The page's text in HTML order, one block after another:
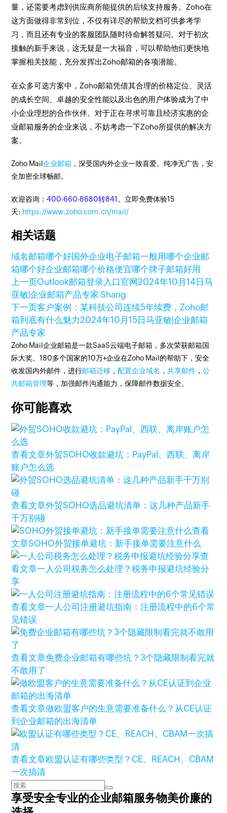
量，还需要考虑到供应商所能提供的后续支持服务。Zoho在
这方面做得非常到位，不仅有详尽的帮助文档可供参考学
习，而且还有专业的客服团队随时待命解答疑问。对于初次
接触的新手来说，这无疑是一大福音，可以帮助他们更快地
掌握相关技能，充分发挥出Zoho邮箱的各项潜能。
在众多可选方案中，Zoho邮箱凭借其合理的价格定位、灵活
的成长空间、卓越的安全性能以及出色的用户体验成为了中
小企业理想的合作伙伴。对于正在寻求可靠且经济实惠的企
业邮箱服务的企业来说，不妨考虑一下Zoho所提供的解决方
案。
Zoho Mail企业邮箱 ，深受国内外企业一致喜爱。纯净无广告，安
全加密全球畅邮。
欢迎咨询：400-660-8680转841 。立即免费体验15
天: https://www.zoho.com.cn/mail/
相关话题
域名邮箱哪个好国外企业电子邮箱一般用哪个企业邮
箱哪个好企业邮箱哪个价格便宜哪个牌子邮箱好用
上一页Outlook邮箱登录入口官网2024年10月14日马
亚敏|企业邮箱产品专家 Shang
下一页客户案例：某科技公司连续5年续费，Zoho邮
箱到底有什么魅力2024年10月15日马亚敏|企业邮箱
产品专家
Zoho Mail企业邮箱是一款SaaS云端电子邮箱，多次荣获邮箱国
际大奖。180多个国家的10万+企业在Zoho Mail的帮助下，安全
收发国内外邮件，进行邮箱迁移 ，配置企业域名 ，共享邮件 ，公
共邮箱管理等，加强邮件沟通能力，保障邮件数据安全。
你可能喜欢
查看文章外贸SOHO收款避坑：PayPal、西联、离岸
账户怎么选
查看文章外贸SOHO选品避坑清单：这几种产品新手
千万别碰
查看
文章SOHO外贸接单避坑：新手接单需要注意什么
查
看文章一人公司税务怎么处理？税务申报避坑经验分
享
查看文章一人公司注册避坑指南：注册流程中的6个常
见错误
查看文章免费企业邮箱有哪些坑？3个隐藏限制看完就
不敢用了
查看文章做欧盟客户的生意需要准备什么？从CE认证
到企业邮箱的出海清单
查看文章欧盟认证有哪些类型？CE、REACH、CBAM
一次搞清
享受安全专业的企业邮箱服务物美价廉的